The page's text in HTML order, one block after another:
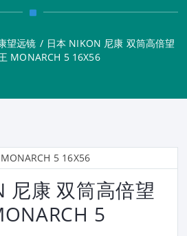
望远镜 / 日本 NIKON 尼康 双筒高倍望
MONARCH 5 16X56
尼康 双筒高倍望
5